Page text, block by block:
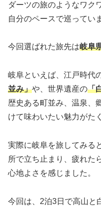
ダーツの旅のようなワク
自分のペースで巡ってい
今回選ばれた旅先は岐阜
岐阜といえば、江戸時代
並み」や、世界遺産の「
歴史ある町並み、温泉、
けて味わいたい魅力がた
実際に岐阜を旅してみる
所で立ち止まり、疲れた
心地よさを感じました。
今回は、2泊3日で高山と